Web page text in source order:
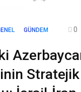
GÜNDEM 0
Stratejik